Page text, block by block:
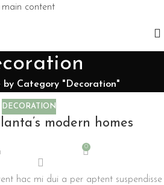
content
by Category "Decoration"
DECORATION
modern homes
0
hac mi dui a per aptent suspendisse